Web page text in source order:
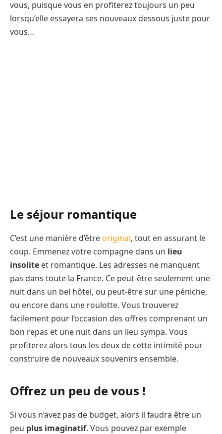
vous, puisque vous en profiterez toujours un peu
lorsqu’elle essayera ses nouveaux dessous juste pour
vous…
Le séjour romantique
C’est une manière d’êtreoriginal, tout en assurant le
coup. Emmenez votre compagne dans un lieu
insolite et romantique. Les adresses ne manquent
pas dans toute la France. Ce peut-être seulement une
nuit dans un bel hôtel, ou peut-être sur une péniche,
ou encore dans une roulotte. Vous trouverez
facilement pour l’occasion des offres comprenant un
bon repas et une nuit dans un lieu sympa. Vous
profiterez alors tous les deux de cette intimité pour
construire de nouveaux souvenirs ensemble.
Offrez un peu de vous !
Si vous n’avez pas de budget, alors il faudra être un
peu plus imaginatif. Vous pouvez par exemple